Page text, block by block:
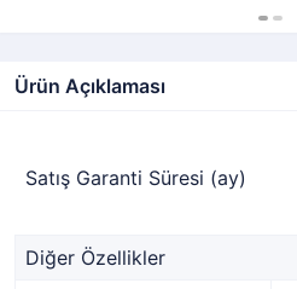
Ürün Açıklaması
Satış Garanti Süresi (ay)
Diğer Özellikler